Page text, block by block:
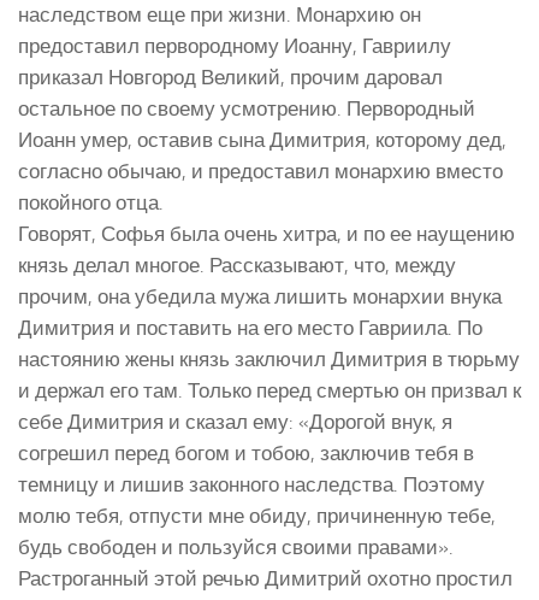
наследством еще при жизни. Монархию он
предоставил первородному Иоанну, Гавриилу
приказал Новгород Великий, прочим даровал
остальное по своему усмотрению. Первородный
Иоанн умер, оставив сына Димитрия, которому дед,
согласно обычаю, и предоставил монархию вместо
покойного отца.
Говорят, Софья была очень хитра, и по ее наущению
князь делал многое. Рассказывают, что, между
прочим, она убедила мужа лишить монархии внука
Димитрия и поставить на его место Гавриила. По
настоянию жены князь заключил Димитрия в тюрьму
и держал его там. Только перед смертью он призвал к
себе Димитрия и сказал ему: «Дорогой внук, я
согрешил перед богом и тобою, заключив тебя в
темницу и лишив законного наследства. Поэтому
молю тебя, отпусти мне обиду, причиненную тебе,
будь свободен и пользуйся своими правами».
Растроганный этой речью Димитрий охотно простил